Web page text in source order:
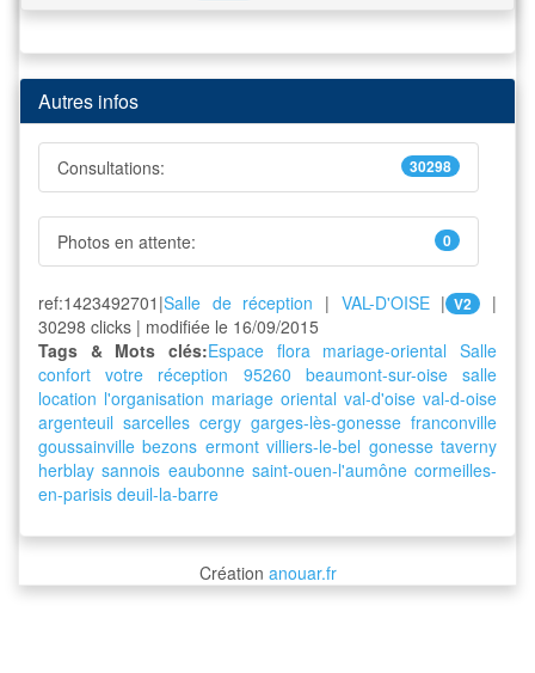
Autres infos
Consultations: 30298
Photos en attente: 0
ref:1423492701|Salle de réception | VAL-D'OISE| V2
|
30298 clicks | modifiée le 16/09/2015
Tags & Mots clés:Espace flora mariage-oriental
Salle
confort
votre réception 95260 beaumont-sur-oise
salle
location l'organisation mariage oriental val-d'oise val-d-oise
argenteuil sarcelles cergy garges-lès-gonesse franconville
goussainville bezons ermont villiers-le-bel gonesse taverny
herblay sannois eaubonne saint-ouen-l'aumône cormeilles-
en-parisis deuil-la-barre
Création anouar.fr